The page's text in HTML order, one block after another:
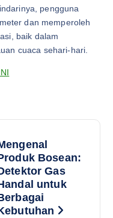
pengguna
dan memperoleh
baik dalam
cuaca sehari-hari.
Bosean:
Gas
untuk